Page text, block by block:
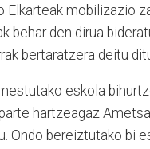
mobilizazio
behar den dirua
bertaratzera deitu
eskola
hartzeagaz
Ondo bereiztutako bi